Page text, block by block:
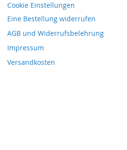
Cookie Einstellungen
Eine Bestellung widerrufen
AGB und Widerrufsbelehrung
Impressum
Versandkosten